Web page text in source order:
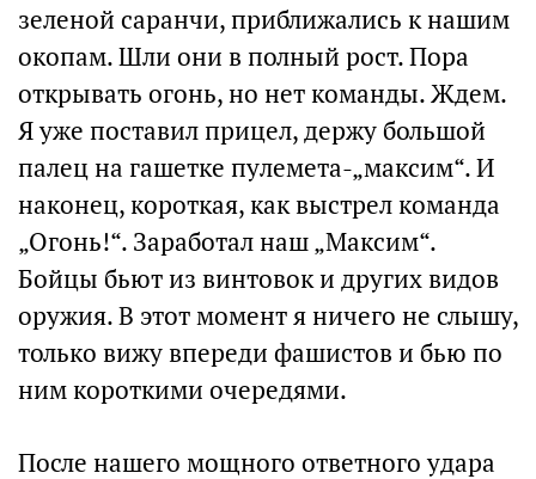
зеленой саранчи, приближались к нашим
окопам. Шли они в полный рост. Пора
открывать огонь, но нет команды. Ждем.
Я уже поставил прицел, держу большой
палец на гашетке пулемета-„максим“. И
наконец, короткая, как выстрел команда
„Огонь!“. Заработал наш „Максим“.
Бойцы бьют из винтовок и других видов
оружия. В этот момент я ничего не слышу,
только вижу впереди фашистов и бью по
ним короткими очередями.
После нашего мощного ответного удара